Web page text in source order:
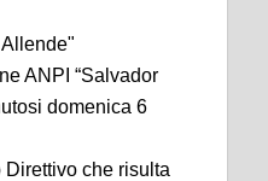
ANPI “Salvador
domenica 6
che risulta